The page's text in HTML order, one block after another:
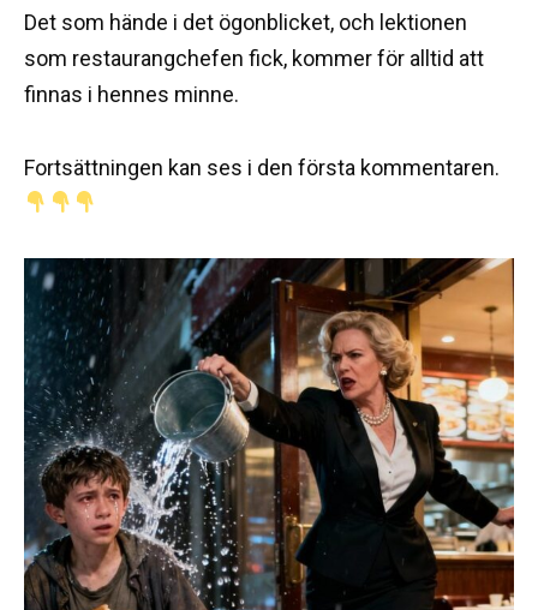
Det som hände i det ögonblicket, och lektionen
som restaurangchefen fick, kommer för alltid att
finnas i hennes minne.
Fortsättningen kan ses i den första kommentaren.